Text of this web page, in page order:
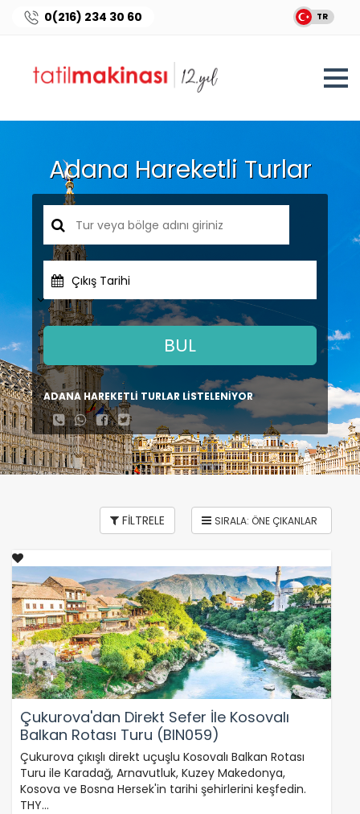
0(216) 234 30 60 TR
Adana Hareketli Turlar
Çıkış Tarihi
BUL
ADANA HAREKETLİ TURLAR LİSTELENİYOR
FİLTRELE
Çukurova'dan Direkt Sefer İle Kosovalı
Balkan Rotası Turu (BIN059)
Çukurova çıkışlı direkt uçuşlu Kosovalı Balkan Rotası
Turu ile Karadağ, Arnavutluk, Kuzey Makedonya,
Kosova ve Bosna Hersek'in tarihi şehirlerini keşfedin.
THY…